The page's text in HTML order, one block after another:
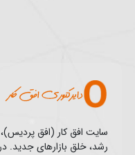
سایت افق کار (افق
رشد، خلق بازارهای جدید.